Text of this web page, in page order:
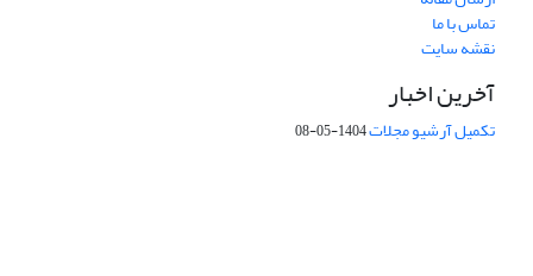
تماس با ما
نقشه سایت
آخرین اخبار
تکمیل آرشیو مجلات1404-05-08